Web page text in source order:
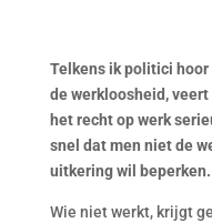
Telkens ik politici hoor
de werkloosheid,
het recht op werk
snel dat men niet de
uitkering wil
Wie niet werkt, krijgt